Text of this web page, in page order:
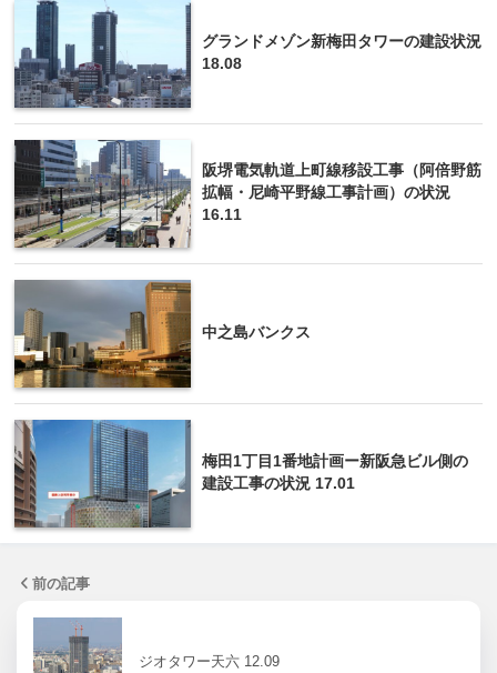
グランドメゾン新梅田タワーの建設状況
18.08
阪堺電気軌道上町線移設工事（阿倍野筋
拡幅・尼崎平野線工事計画）の状況
16.11
中之島バンクス
梅田1丁目1番地計画ー新阪急ビル側の
建設工事の状況 17.01
前の記事
ジオタワー天六 12.09